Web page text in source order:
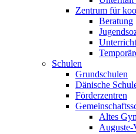
Zentrum für
Beratung
Schulen
Grundschulen
Dänische
Förderzentren
Altes